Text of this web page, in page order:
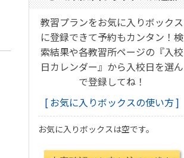
教習プランをお気に入りボックス
に登録できて予約もカンタン！検
索結果や各教習所ページの『入校
日カレンダー』から入校日を選ん
で登録してね！
お気に入りボックスの使い方
お気に入りボックスは空です。